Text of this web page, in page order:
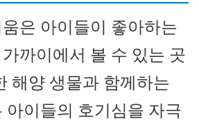
은 아이들이 좋아하는
까이에서 볼 수 있는 곳
해양 생물과 함께하는
아이들의 호기심을 자극